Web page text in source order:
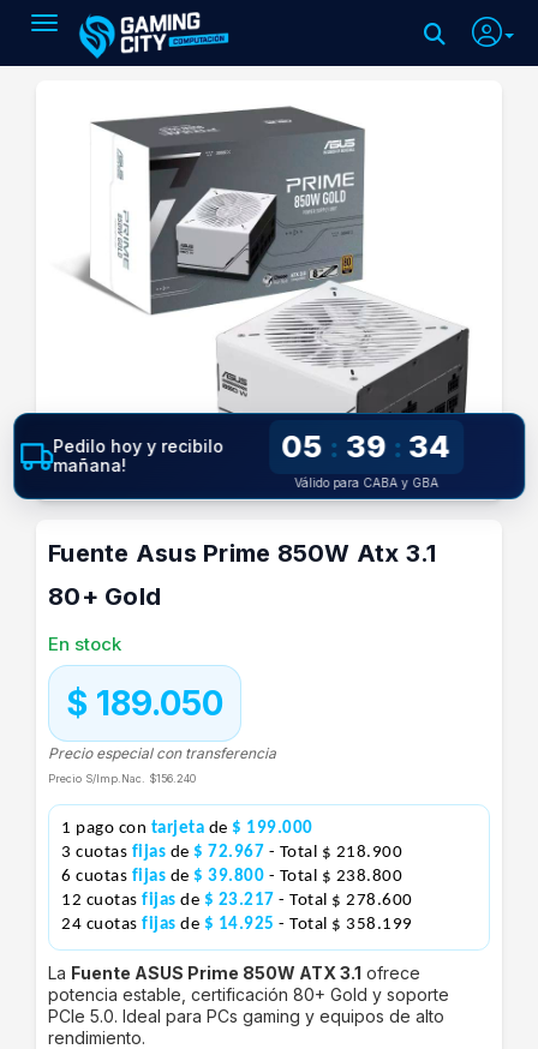
Toggle navigation
Fuente Asus Prime 850W Atx 3.1
80+ Gold
En stock
$ 189.050
Precio especial con transferencia
Precio S/Imp.Nac. $156.240
1 pago con tarjeta de $ 199.000
3 cuotas fijas de $ 72.967 - Total $ 218.900
6 cuotas fijas de $ 39.800 - Total $ 238.800
12 cuotas fijas de $ 23.217 - Total $ 278.600
24 cuotas fijas de $ 14.925 - Total $ 358.199
La Fuente ASUS Prime 850W ATX 3.1 ofrece
potencia estable, certificación 80+ Gold y soporte
PCIe 5.0. Ideal para PCs gaming y equipos de alto
rendimiento.
Pedilo hoy y recibilo
mañana!
05 : 39 : 33
Válido para CABA y GBA